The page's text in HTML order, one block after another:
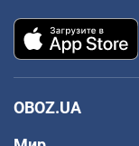
OBOZ.UA